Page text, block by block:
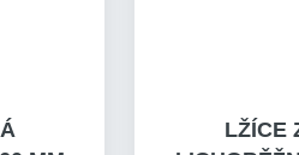
LŽÍCE